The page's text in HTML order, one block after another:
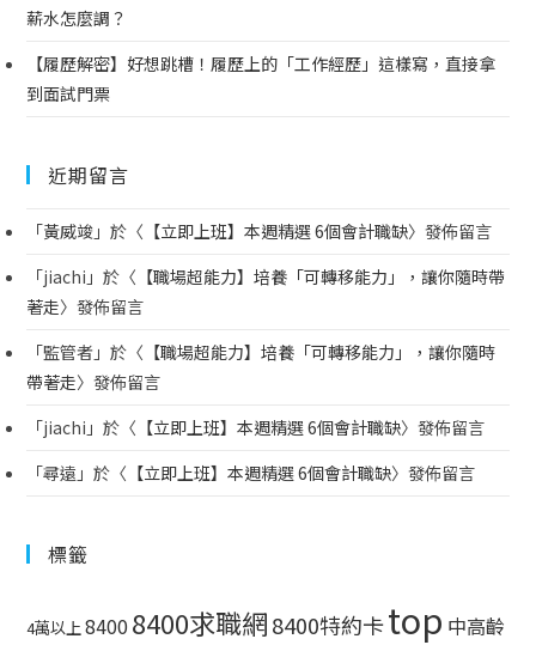
薪水怎麼調？
【履歷解密】好想跳槽！履歷上的「工作經歷」這樣寫，直接拿
到面試門票
近期留言
「黃威竣 」於〈 【立即上班】本週精選 6個會計職缺〉發佈留言
「jiachi 」於〈 【職場超能力】培養「可轉移能力」，讓你隨時帶
著走〉發佈留言
「監管者 」於〈 【職場超能力】培養「可轉移能力」，讓你隨時
帶著走〉發佈留言
「jiachi 」於〈 【立即上班】本週精選 6個會計職缺〉發佈留言
「尋遠 」於〈 【立即上班】本週精選 6個會計職缺〉發佈留言
標籤
4萬以上8400 8400求職網8400特約卡top 中高齡